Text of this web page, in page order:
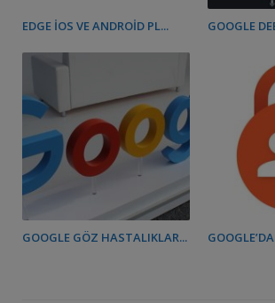
EDGE IOS VE ANDROID PL... GOOGLE
GOOGLE GÖZ HASTALIKLAR...